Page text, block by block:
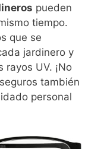
pueden
tiempo.
que se
jardinero y
UV. ¡No
también
personal